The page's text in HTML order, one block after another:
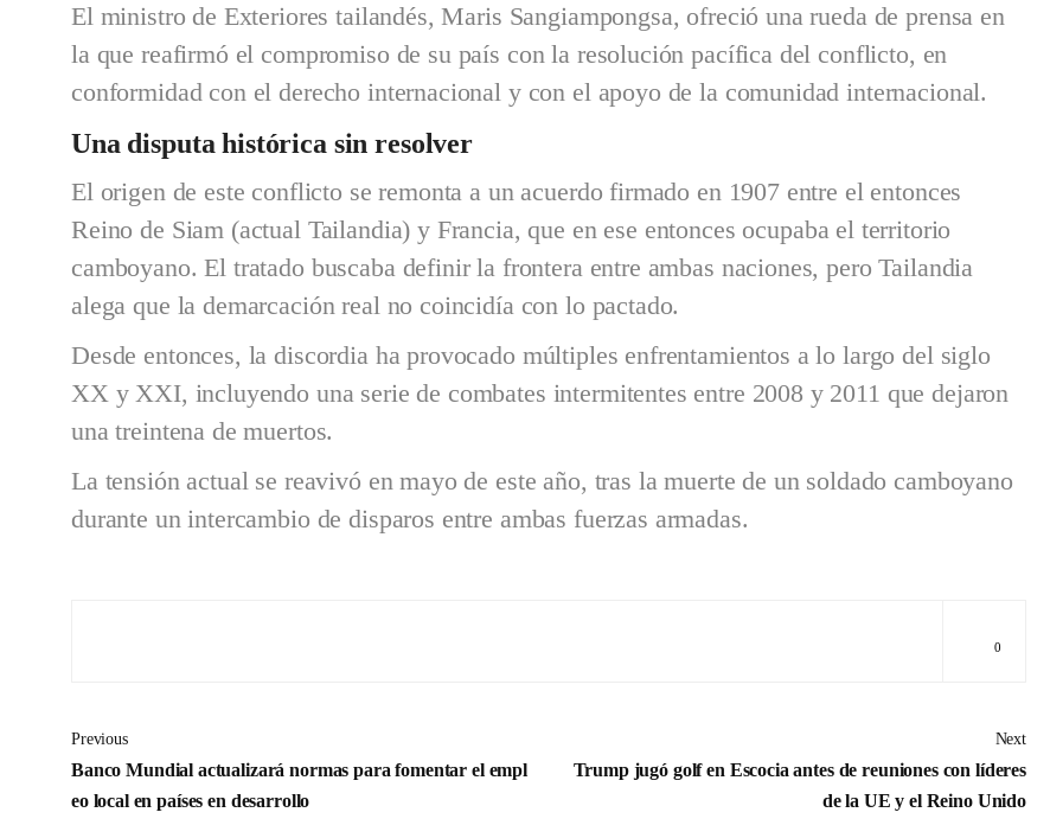
El ministro de Exteriores tailandés, Maris Sangiampongsa, ofreció una rueda de prensa en
la que reafirmó el compromiso de su país con la resolución pacífica del conflicto, en
conformidad con el derecho internacional y con el apoyo de la comunidad internacional.
Una disputa histórica sin resolver
El origen de este conflicto se remonta a un acuerdo firmado en 1907 entre el entonces
Reino de Siam (actual Tailandia) y Francia, que en ese entonces ocupaba el territorio
camboyano. El tratado buscaba definir la frontera entre ambas naciones, pero Tailandia
alega que la demarcación real no coincidía con lo pactado.
Desde entonces, la discordia ha provocado múltiples enfrentamientos a lo largo del siglo
XX y XXI, incluyendo una serie de combates intermitentes entre 2008 y 2011 que dejaron
una treintena de muertos.
La tensión actual se reavivó en mayo de este año, tras la muerte de un soldado camboyano
durante un intercambio de disparos entre ambas fuerzas armadas.
0
Previous
Banco Mundial actualizará normas para fomentar el empl
eo local en países en desarrollo
Next
Trump jugó golf en Escocia antes de reuniones con líderes
de la UE y el Reino Unido